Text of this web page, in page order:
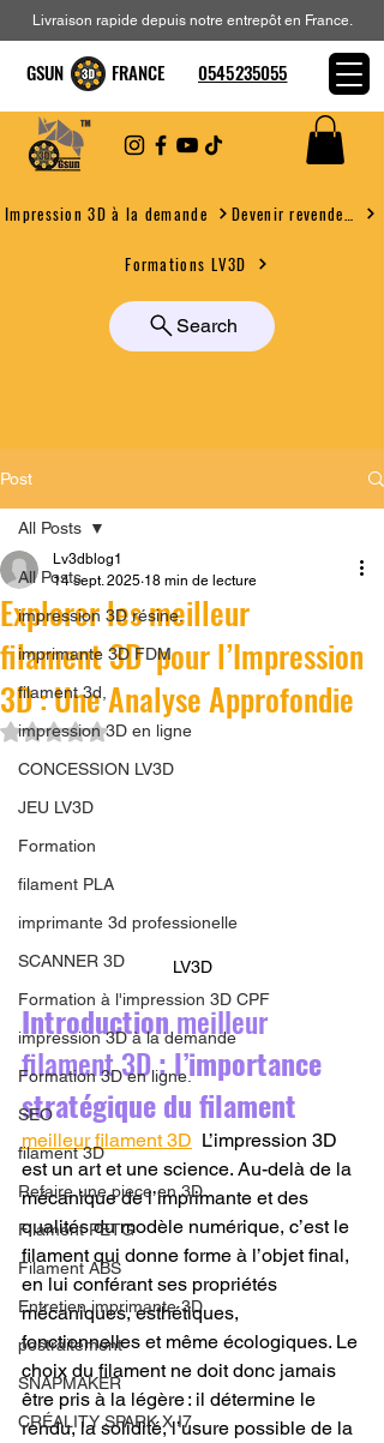
Impression 3D à la demande
Formations LV3D
Search
Livraison rapide depuis notre entrepôt en France.
GSUN FRANCE 0545235055
Post
All Posts
impression 3D résine.
imprimante 3D FDM
filament 3d,
impression 3D en ligne
CONCESSION LV3D
JEU LV3D
Formation
filament PLA
imprimante 3d professionelle
SCANNER 3D
Formation à l'impression 3D CPF
impression 3D à la demande
Formation 3D en ligne.
SEO
filament 3D
Refaire une piece en 3D
Filament PETG
Filament ABS
Entretien imprimante 3D
postraitement
SNAPMAKER
CRÉALITY SPARK X I7
All Posts
Explorer les meilleur
filament 3D pour l’Impression
3D : Une Analyse Approfondie
Lv3dblog1
14 sept. 2025 18 min de lecture
Noté NaN étoiles sur 5.
LV3D
Introduction meilleur
filament 3D : l’importance
stratégique du filament
meilleur filament 3D L’impression 3D
est un art et une science. Au-delà de la
mécanique de l’imprimante et des
qualités du modèle numérique, c’est le
filament qui donne forme à l’objet final,
en lui conférant ses propriétés
mécaniques, esthétiques,
fonctionnelles et même écologiques. Le
choix du filament ne doit donc jamais
être pris à la légère : il détermine le
rendu, la solidité, l’usure possible de la